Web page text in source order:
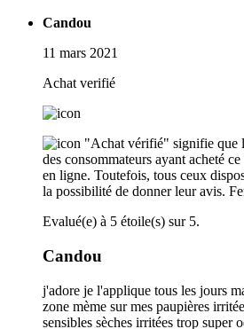
Candou
11 mars 2021
Achat verifié
"Achat vérifié" signifie que
des consommateurs ayant acheté
en ligne. Toutefois, tous ceux
la possibilité de donner leur avis.
Evalué(e) à 5 étoile(s) sur 5.
Candou
j'adore je l'applique tous les jours
zone mème sur mes paupières
sensibles sèches irritées trop super